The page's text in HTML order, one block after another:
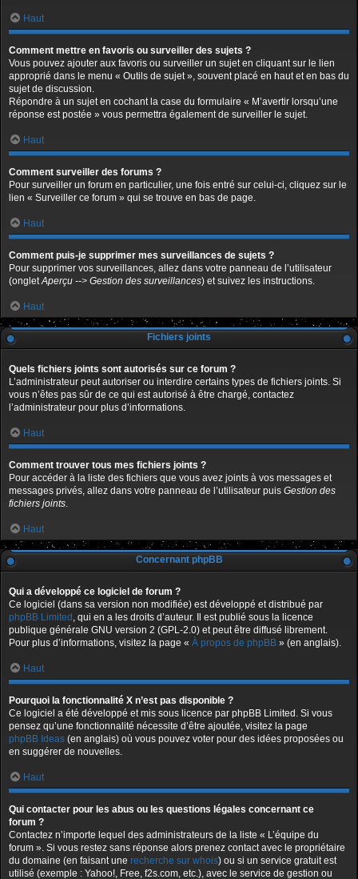
Haut
Comment mettre en favoris ou surveiller des sujets ?
Vous pouvez ajouter aux favoris ou surveiller un sujet en cliquant sur le lien
approprié dans le menu « Outils de sujet », souvent placé en haut et en bas du
sujet de discussion.
Répondre à un sujet en cochant la case du formulaire « M’avertir lorsqu’une
réponse est postée » vous permettra également de surveiller le sujet.
Haut
Comment surveiller des forums ?
Pour surveiller un forum en particulier, une fois entré sur celui-ci, cliquez sur le
lien « Surveiller ce forum » qui se trouve en bas de page.
Haut
Comment puis-je supprimer mes surveillances de sujets ?
Pour supprimer vos surveillances, allez dans votre panneau de l’utilisateur
(ongletAperçu --> Gestion des surveillances) et suivez les instructions.
Haut
Fichiers joints
Quels fichiers joints sont autorisés sur ce forum ?
L’administrateur peut autoriser ou interdire certains types de fichiers joints. Si
vous n’êtes pas sûr de ce qui est autorisé à être chargé, contactez
l’administrateur pour plus d’informations.
Haut
Comment trouver tous mes fichiers joints ?
Pour accéder à la liste des fichiers que vous avez joints à vos messages et
messages privés, allez dans votre panneau de l’utilisateur puis Gestion des
fichiers joints.
Haut
Concernant phpBB
Qui a développé ce logiciel de forum ?
Ce logiciel (dans sa version non modifiée) est développé et distribué par
phpBB Limited , qui en a les droits d’auteur. Il est publié sous la licence
publique générale GNU version 2 (GPL-2.0) et peut être diffusé librement.
Pour plus d’informations, visitez la page « À propos de phpBB » (en anglais).
Haut
Pourquoi la fonctionnalité X n’est pas disponible ?
Ce logiciel a été développé et mis sous licence par phpBB Limited. Si vous
pensez qu’une fonctionnalité nécessite d’être ajoutée, visitez la page
phpBB Ideas (en anglais) où vous pouvez voter pour des idées proposées ou
en suggérer de nouvelles.
Haut
Qui contacter pour les abus ou les questions légales concernant ce
forum ?
Contactez n’importe lequel des administrateurs de la liste « L’équipe du
forum ». Si vous restez sans réponse alors prenez contact avec le propriétaire
du domaine (en faisant une recherche sur whois) ou si un service gratuit est
utilisé (exemple : Yahoo!, Free, f2s.com, etc.), avec le service de gestion ou